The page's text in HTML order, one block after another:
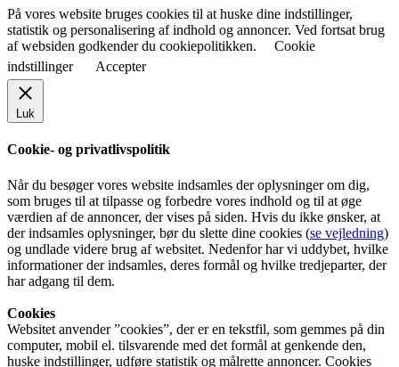
På vores website bruges cookies til at huske dine indstillinger,
statistik og personalisering af indhold og annoncer. Ved fortsat brug
af websiden godkender du cookiepolitikken.
Cookie
indstillinger
Accepter
Luk
Cookie- og privatlivspolitik
Når du besøger vores website indsamles der oplysninger om dig,
som bruges til at tilpasse og forbedre vores indhold og til at øge
værdien af de annoncer, der vises på siden. Hvis du ikke ønsker, at
der indsamles oplysninger, bør du slette dine cookies (se vejledning)
og undlade videre brug af websitet. Nedenfor har vi uddybet, hvilke
informationer der indsamles, deres formål og hvilke tredjeparter, der
har adgang til dem.
Cookies
Websitet anvender ”cookies”, der er en tekstfil, som gemmes på din
computer, mobil el. tilsvarende med det formål at genkende den,
huske indstillinger, udføre statistik og målrette annoncer. Cookies